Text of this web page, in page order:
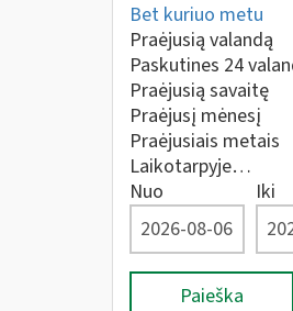
Bet kuriuo metu
Praėjusią valandą
Paskutines 24
Praėjusią savaitę
Praėjusį mėnesį
Praėjusiais metais
Laikotarpyje…
Nuo
Iki
Paieška